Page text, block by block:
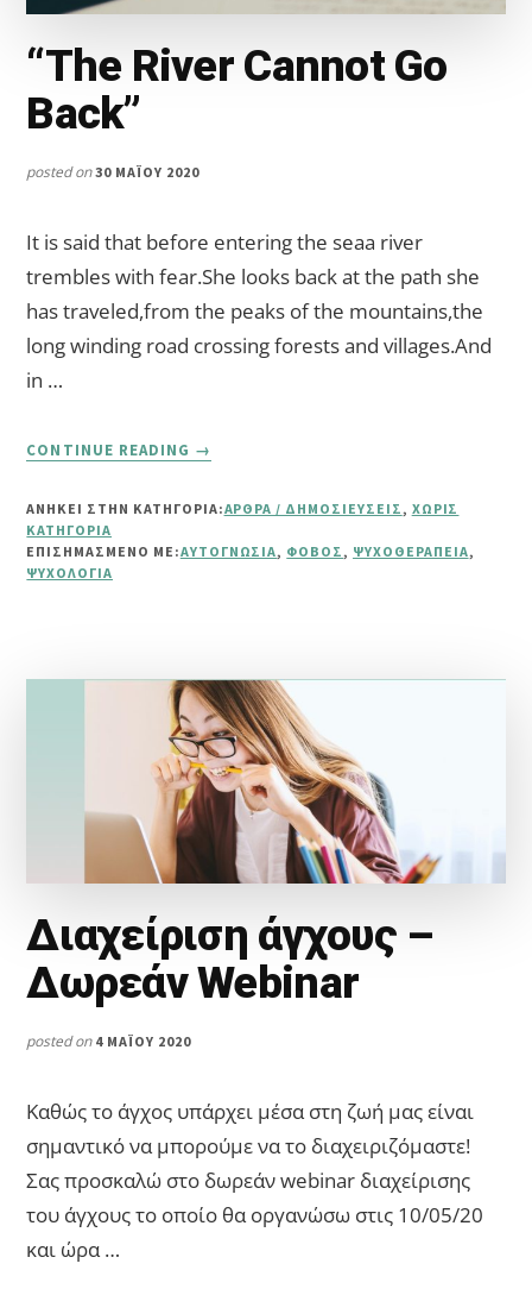
“The River Cannot Go
Back”
posted on30 ΜΑΪ́ΟΥ 2020
It is said that before entering the seaa river
trembles with fear.She looks back at the path she
has traveled,from the peaks of the mountains,the
long winding road crossing forests and villages.And
in …
CONTINUE READING
“THE
CANNOT
GO
→
ΑΝΗΚΕΙ ΣΤΗΝ ΚΑΤΗΓΟΡΙΑ:ΆΡΘΡΑ / ΔΗΜΟΣΙΕΎΣΕΙΣ, ΧΩΡΊΣ
ΚΑΤΗΓΟΡΊΑ
ΕΠΙΣΗΜΑΣΜΈΝΟ ΜΕ:ΑΥΤΟΓΝΩΣΊΑ, ΦΌΒΟΣ, ΨΥΧΟΘΕΡΑΠΕΊΑ,
ΨΥΧΟΛΟΓΊΑ
Διαχείριση άγχους –
Δωρεάν Webinar
posted on 4 ΜΑΪ́ΟΥ 2020
Καθώς το άγχος υπάρχει μέσα στη ζωή μας είναι
σημαντικό να μπορούμε να το διαχειριζόμαστε!
Σας προσκαλώ στο δωρεάν webinar διαχείρισης
του άγχους το οποίο θα οργανώσω στις 10/05/20
και ώρα …